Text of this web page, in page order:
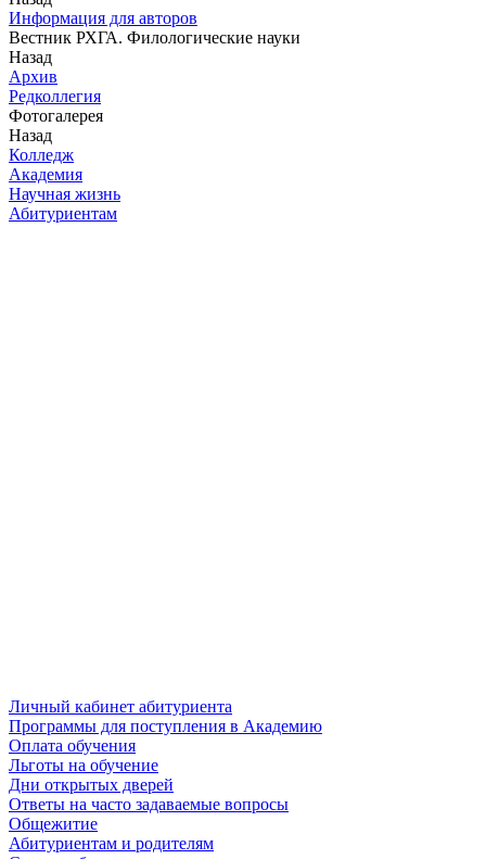
Информация для авторов
Вестник РХГА. Филологические науки
Назад
Архив
Редколлегия
Фотогалерея
Назад
Колледж
Академия
Научная жизнь
Абитуриентам
Личный кабинет абитуриента
Программы для поступления в Академию
Оплата обучения
Льготы на обучение
Дни открытых дверей
Ответы на часто задаваемые вопросы
Общежитие
Абитуриентам и родителям